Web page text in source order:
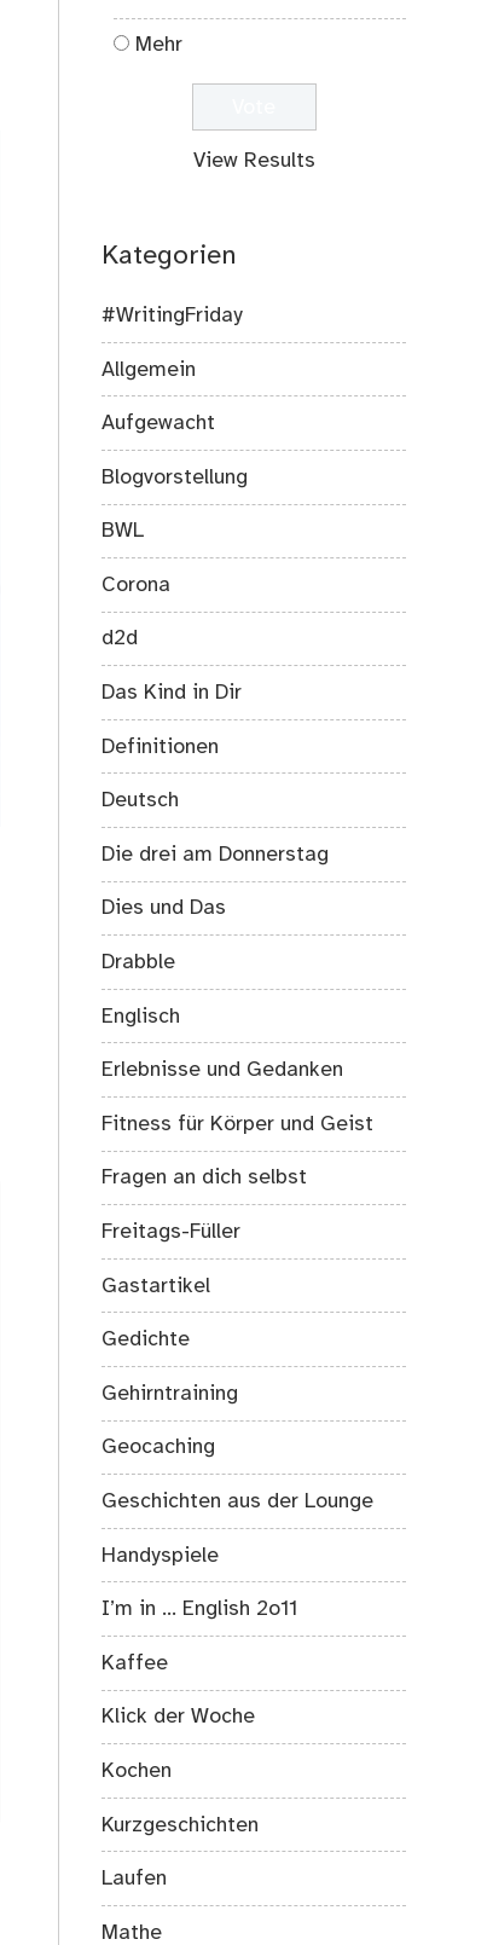
Mehr
View Results
Kategorien
#WritingFriday
Allgemein
Aufgewacht
Blogvorstellung
BWL
Corona
d2d
Das Kind in Dir
Definitionen
Deutsch
Die drei am Donnerstag
Dies und Das
Drabble
Englisch
Erlebnisse und Gedanken
Fitness für Körper und Geist
Fragen an dich selbst
Freitags-Füller
Gastartikel
Gedichte
Gehirntraining
Geocaching
Geschichten aus der Lounge
Handyspiele
I’m in … English 2o11
Kaffee
Klick der Woche
Kochen
Kurzgeschichten
Laufen
Mathe